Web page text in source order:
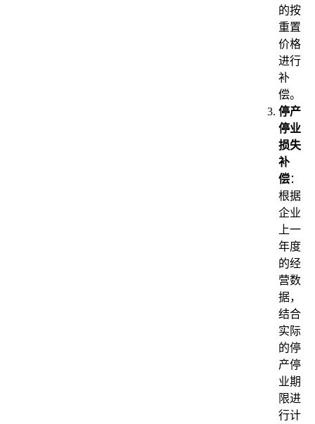
的按
重置
价格
进行
补
偿。
停产
停业
损失
补
偿：
根据
企业
上一
年度
的经
营数
据，
结合
实际
的停
产停
业期
限进
行计